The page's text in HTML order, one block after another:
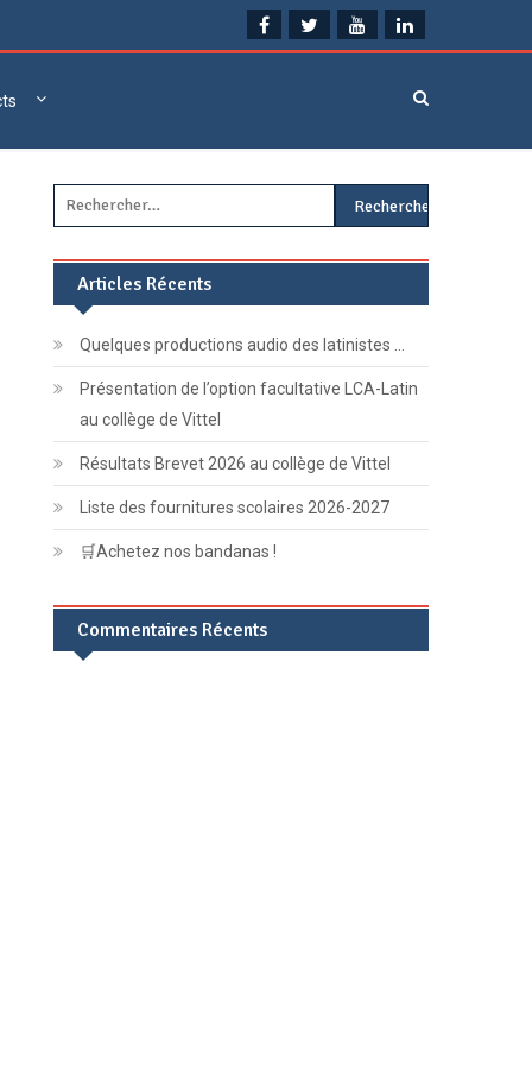
Rechercher :
Articles Récents
Quelques productions audio des latinistes …
Présentation de l’option facultative LCA-Latin
au collège de Vittel
Résultats Brevet 2026 au collège de Vittel
Liste des fournitures scolaires 2026-2027
🛒Achetez nos bandanas !
Commentaires Récents